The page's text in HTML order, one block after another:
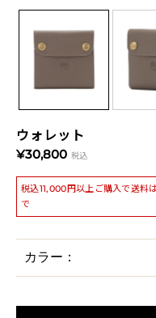
ウォレット
¥30,800 税込
税込11,000円以上ご購入で送料
で
カラー：